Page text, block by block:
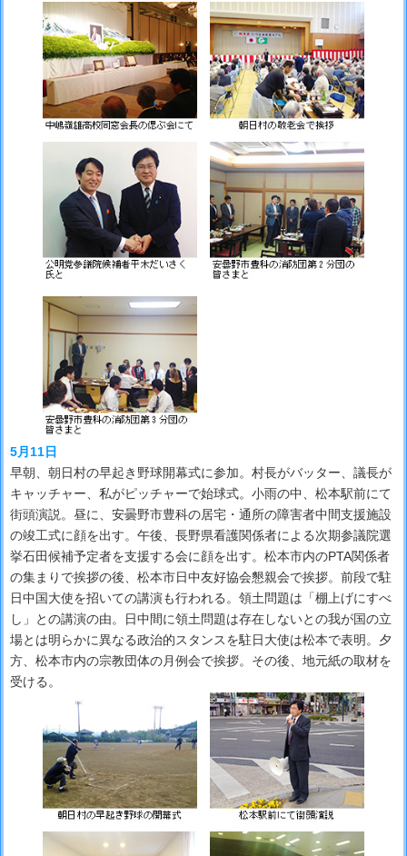
5月11日
早朝、朝日村の早起き野球開幕式に参加。村長がバッター、議長が
キャッチャー、私がピッチャーで始球式。小雨の中、松本駅前にて
街頭演説。昼に、安曇野市豊科の居宅・通所の障害者中間支援施設
の竣工式に顔を出す。午後、長野県看護関係者による次期参議院選
挙石田候補予定者を支援する会に顔を出す。松本市内のPTA関係者
の集まりで挨拶の後、松本市日中友好協会懇親会で挨拶。前段で駐
日中国大使を招いての講演も行われる。領土問題は「棚上げにすべ
し」との講演の由。日中間に領土問題は存在しないとの我が国の立
場とは明らかに異なる政治的スタンスを駐日大使は松本で表明。夕
方、松本市内の宗教団体の月例会で挨拶。その後、地元紙の取材を
受ける。